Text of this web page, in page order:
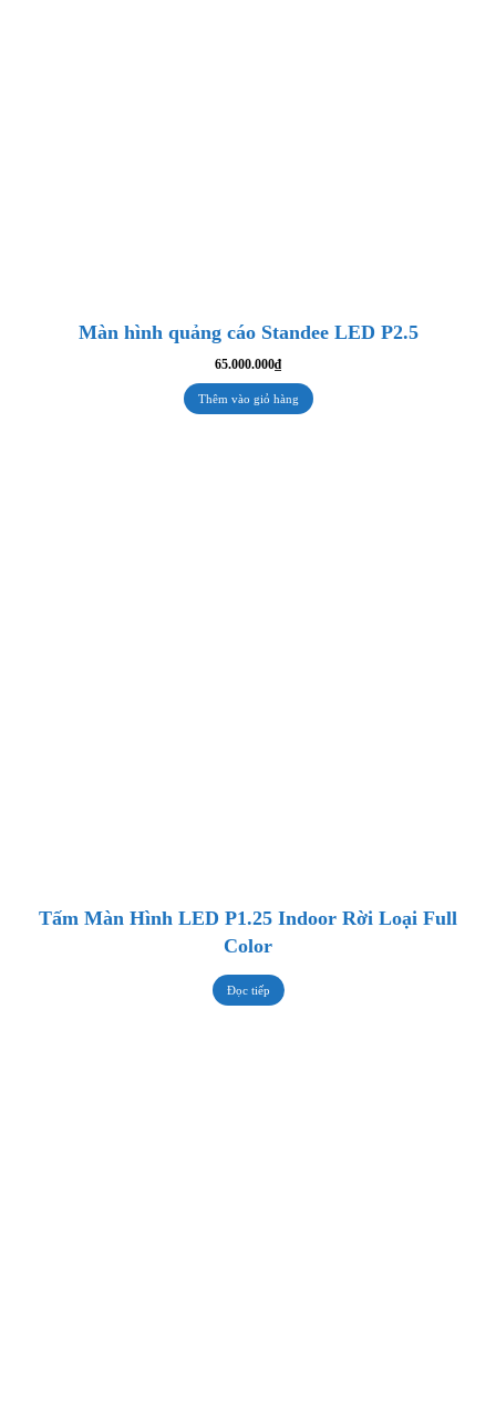
Màn hình quảng cáo Standee LED P2.5
65.000.000₫
Thêm vào giỏ hàng
Tấm Màn Hình LED P1.25 Indoor Rời Loại Full
Color
Đọc tiếp